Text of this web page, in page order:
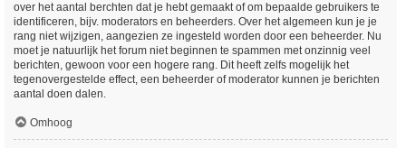
over het aantal berchten dat je hebt gemaakt of om bepaalde gebruikers te
identificeren, bijv. moderators en beheerders. Over het algemeen kun je je
rang niet wijzigen, aangezien ze ingesteld worden door een beheerder. Nu
moet je natuurlijk het forum niet beginnen te spammen met onzinnig veel
berichten, gewoon voor een hogere rang. Dit heeft zelfs mogelijk het
tegenovergestelde effect, een beheerder of moderator kunnen je berichten
aantal doen dalen.
Omhoog